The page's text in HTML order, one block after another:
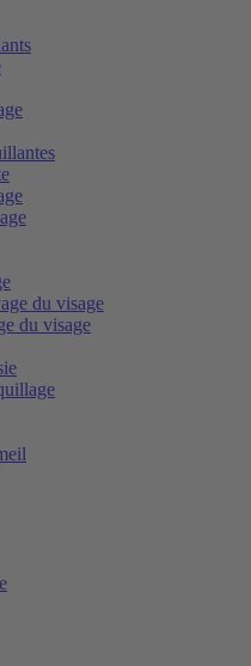
du visage
du visage